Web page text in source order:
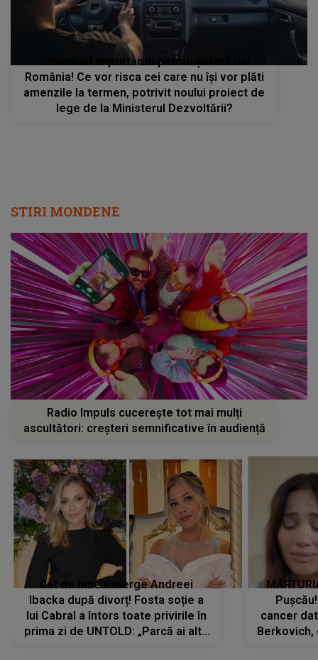
Schimbări importante pentru șoferii din
România! Ce vor risca cei care nu își vor plăti
amenzile la termen, potrivit noului proiect de
lege de la Ministerul Dezvoltării?
STIRI MONDENE
Radio Impuls cucerește tot mai mulți
ascultători: creșteri semnificative în audiență
Cât de bine îi merge Andreei
Ibacka după divorț! Fosta soție a
lui Cabral a întors toate privirile în
prima zi de UNTOLD: „Parcă ai altă
cancer
Berkovich,